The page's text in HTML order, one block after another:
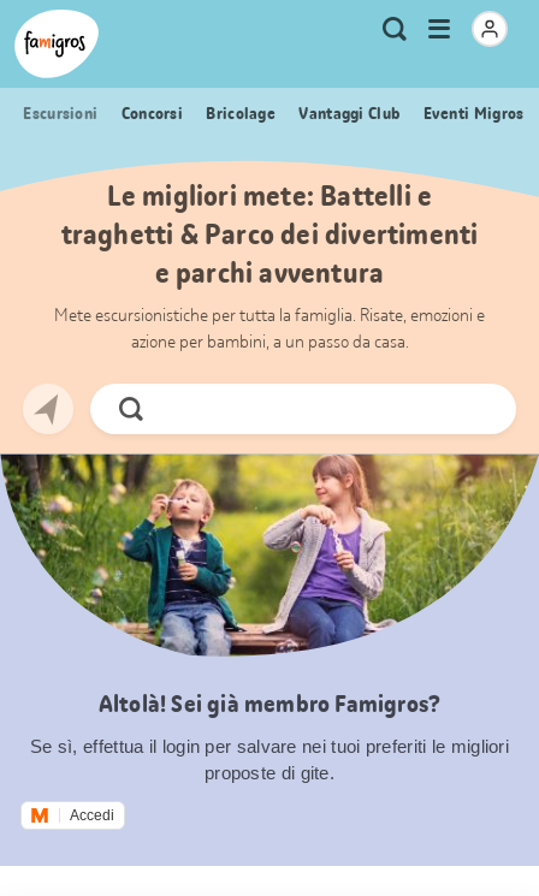
Navigazione
segnalibri
Header
Logo Metanavigazione
Ricerca
Apri
menu
Escursioni Concorsi Bricolage Vantaggi Club Eventi Migros
Le migliori mete: Battelli e
traghetti & Parco dei divertimenti
e parchi avventura
Mete escursionistiche per tutta la famiglia. Risate, emozioni e
azione per bambini, a un passo da casa.
Cerca
ora
Altolà! Sei già membro Famigros?
Se sì, effettua il login per salvare nei tuoi preferiti le migliori
proposte di gite.
Accedi